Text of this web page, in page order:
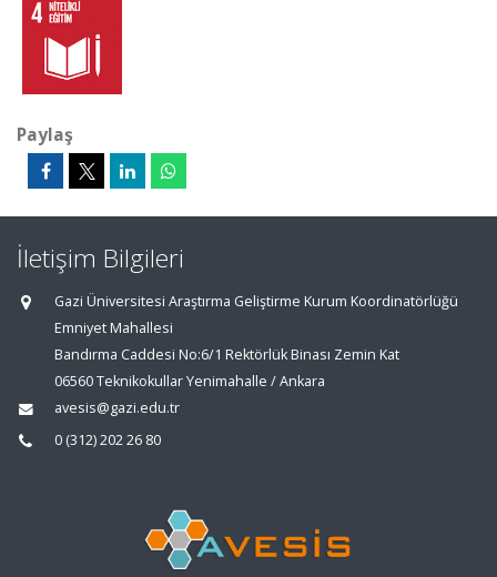
Paylaş
İletişim Bilgileri
Gazi Üniversitesi Araştırma Geliştirme Kurum Koordinatörlüğü
Emniyet Mahallesi
Bandırma Caddesi No:6/1 Rektörlük Binası Zemin Kat
06560 Teknikokullar Yenimahalle / Ankara
avesis@gazi.edu.tr
0 (312) 202 26 80